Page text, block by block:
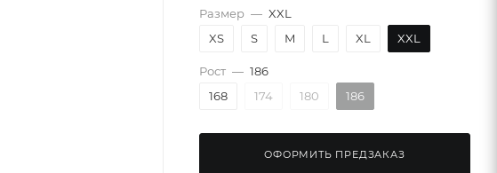
Размер — XXL
XS
S M L XL XXL
Рост — 186
168
174 180 186
ОФОРМИТЬ ПРЕДЗАКАЗ